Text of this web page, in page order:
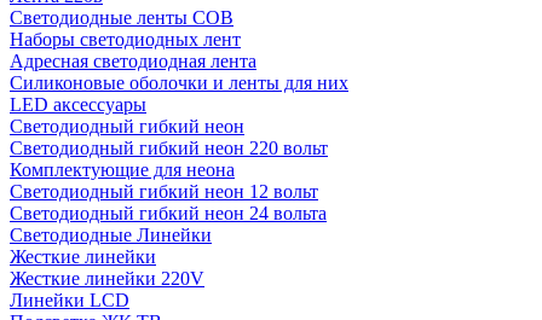
Светодиодные ленты COB
Наборы светодиодных лент
Адресная светодиодная лента
Силиконовые оболочки и ленты для них
LED аксессуары
Светодиодный гибкий неон
Светодиодный гибкий неон 220 вольт
Комплектующие для неона
Светодиодный гибкий неон 12 вольт
Светодиодный гибкий неон 24 вольта
Светодиодные Линейки
Жесткие линейки
Жесткие линейки 220V
Линейки LCD